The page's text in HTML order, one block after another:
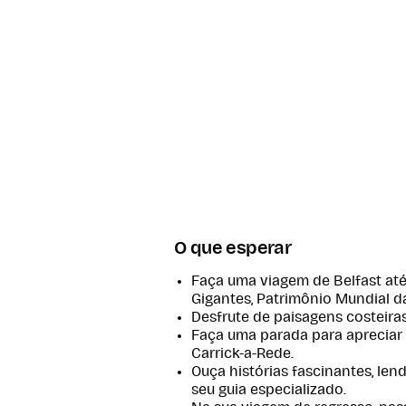
O que esperar
Faça uma viagem de Belfast
Gigantes, Patrimônio Mundial
Desfrute de paisagens
Faça uma parada para
Carrick-a-Rede.
Ouça histórias fascinantes,
seu guia especializado.